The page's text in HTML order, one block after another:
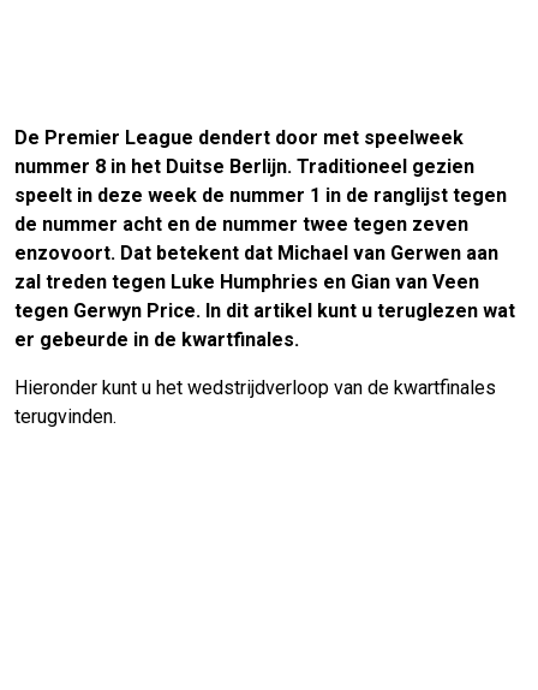
De Premier League dendert door met speelweek
nummer 8 in het Duitse Berlijn. Traditioneel gezien
speelt in deze week de nummer 1 in de ranglijst tegen
de nummer acht en de nummer twee tegen zeven
enzovoort. Dat betekent dat Michael van Gerwen aan
zal treden tegen Luke Humphries en Gian van Veen
tegen Gerwyn Price. In dit artikel kunt u teruglezen wat
er gebeurde in de kwartfinales.
Hieronder kunt u het wedstrijdverloop van de kwartfinales
terugvinden.